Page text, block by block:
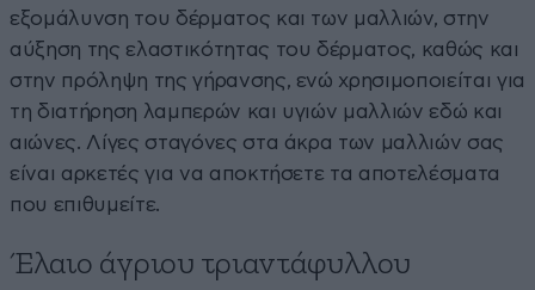
εξομάλυνση του δέρματος και των μαλλιών, στην
αύξηση της ελαστικότητας του δέρματος, καθώς και
στην πρόληψη της γήρανσης, ενώ χρησιμοποιείται για
τη διατήρηση λαμπερών και υγιών μαλλιών εδώ και
αιώνες. Λίγες σταγόνες στα άκρα των μαλλιών σας
είναι αρκετές για να αποκτήσετε τα αποτελέσματα
που επιθυμείτε.
Έλαιο άγριου τριαντάφυλλου